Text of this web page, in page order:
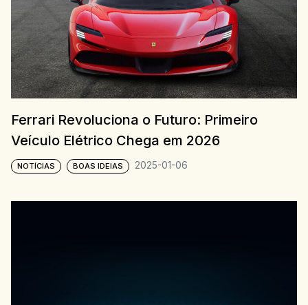
Ferrari Revoluciona o Futuro: Primeiro
Veículo Elétrico Chega em 2026
NOTÍCIAS BOAS IDEIAS 2025-01-06